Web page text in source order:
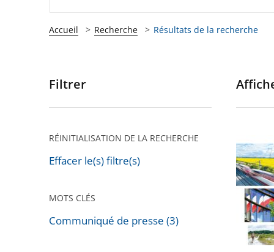
Accueil Recherche Résultats de la recherche
Passer
pour
après
Filtrer
RÉINITIALISATION DE LA RECHERCHE
Effacer le(s) filtre(s)
MOTS CLÉS
Communiqué de presse (3)
Vœux
du
Conseil
d'État
2023